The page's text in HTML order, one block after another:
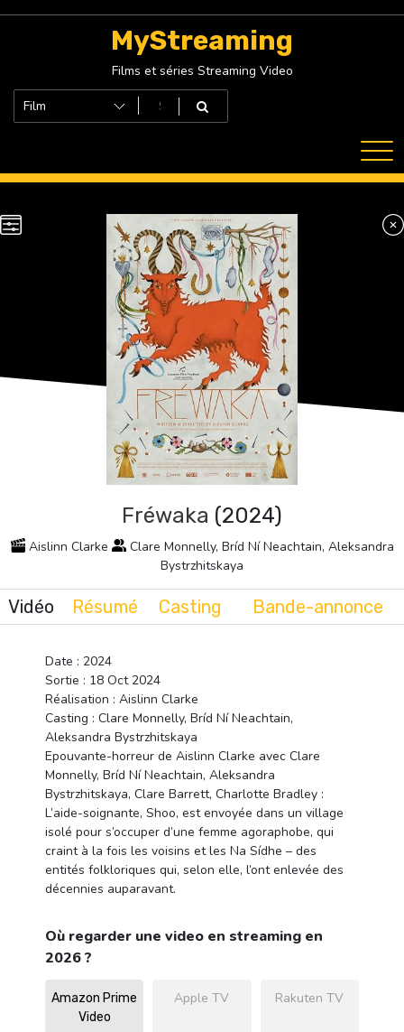
MyStreaming
Films et séries Streaming Video
Fréwaka (2024)
Aislinn Clarke
Clare Monnelly, Bríd Ní Neachtain, Aleksandra
Bystrzhitskaya
Vidéo Résumé Casting Bande-annonce
Date : 2024
Sortie : 18 Oct 2024
Réalisation : Aislinn Clarke
Casting : Clare Monnelly, Bríd Ní Neachtain,
Aleksandra Bystrzhitskaya
Epouvante-horreur de Aislinn Clarke avec Clare
Monnelly, Bríd Ní Neachtain, Aleksandra
Bystrzhitskaya, Clare Barrett, Charlotte Bradley :
L’aide-soignante, Shoo, est envoyée dans un village
isolé pour s’occuper d’une femme agoraphobe, qui
craint à la fois les voisins et les Na Sídhe – des
entités folkloriques qui, selon elle, l’ont enlevée des
décennies auparavant.
Où regarder une video en streaming en
2026 ?
Amazon Prime
Video
Apple TV Rakuten TV